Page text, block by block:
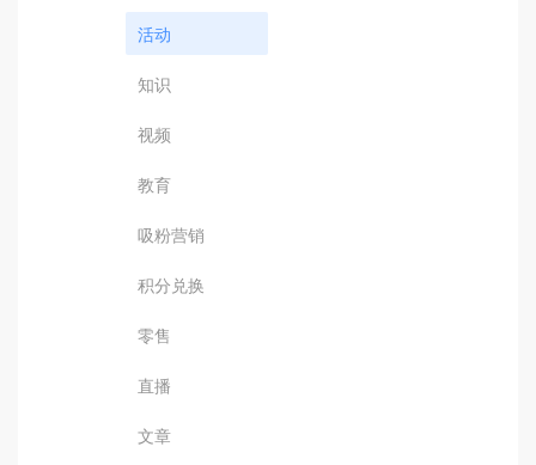
活动
知识
视频
教育
吸粉营销
积分兑换
零售
直播
文章